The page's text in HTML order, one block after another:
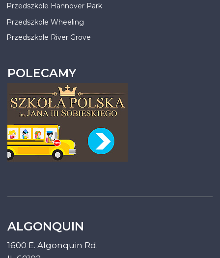
Przedszkole Hannover Park
Przedszkole Wheeling
Przedszkole River Grove
POLECAMY
ALGONQUIN
1600 E. Algonquin Rd.